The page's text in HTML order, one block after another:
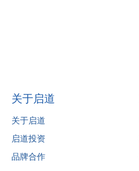
关于启道
关于启道
启道投资
品牌合作